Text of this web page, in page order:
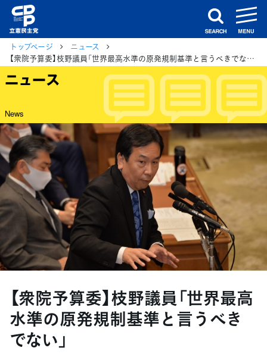
search
トップページ
ニュース
【衆院予算委】枝野議員「世界最高水準の原発規制基準と言うべきでない」
ニュース
News
【衆院予算委】枝野議員「世界最高
水準の原発規制基準と言うべき
でない」